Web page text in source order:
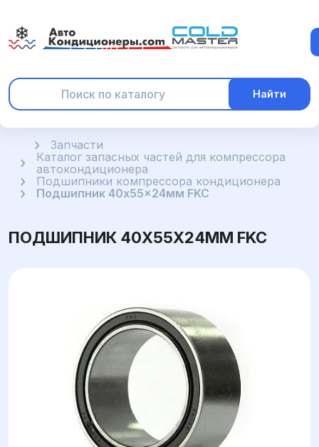
Найти
ГлавнаяЗапчасти
Каталог запасных частей для компрессора
автокондиционера
Подшипники компрессора кондиционера
Подшипник 40x55x24мм FKC
ПОДШИПНИК 40X55X24ММ FKC